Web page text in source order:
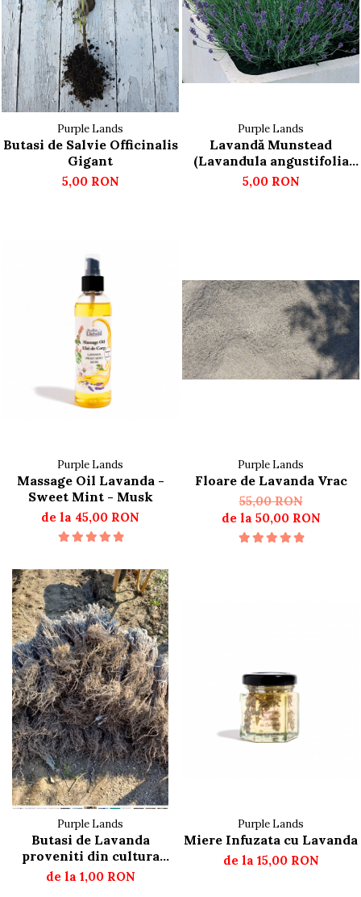
Deodorant Natural
Exfoliante Pentru Corp
FOR GENTLEMEN
Pentru Curatarea Tenului
Unt de Corp Solid
Purple Lands
Butasi de Salvie Officinalis
Gigant
5,00 RON
Purple Lands
Lavandă Munstead
(Lavandula angustifolia
'Munstead') – Butași cu
rădăcină nudă
5,00 RON
Purple Lands
Massage Oil Lavanda -
Sweet Mint - Musk
de la 45,00 RON
Purple Lands
Floare de Lavanda Vrac
55,00 RON
de la 50,00 RON
Purple Lands
Butasi de Lavanda
proveniti din cultura
proprie certificata
ecologic
de la 1,00 RON
Purple Lands
Miere Infuzata cu Lavanda
de la 15,00 RON